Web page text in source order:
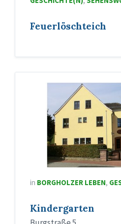
Feuerlöschteich
in BORGHOLZER LEBEN,
Kindergarten